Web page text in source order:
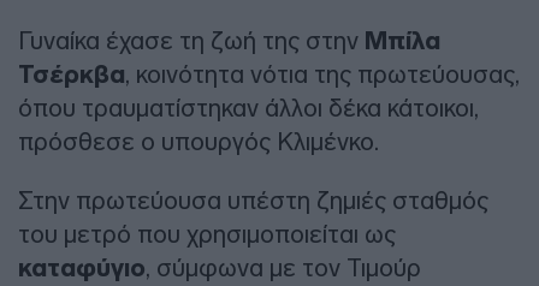
Γυναίκα έχασε τη ζωή της στην Μπίλα
Τσέρκβα, κοινότητα νότια της πρωτεύουσας,
όπου τραυματίστηκαν άλλοι δέκα κάτοικοι,
πρόσθεσε ο υπουργός Κλιμένκο.
Στην πρωτεύουσα υπέστη ζημιές σταθμός
του μετρό που χρησιμοποιείται ως
καταφύγιο, σύμφωνα με τον Τιμούρ